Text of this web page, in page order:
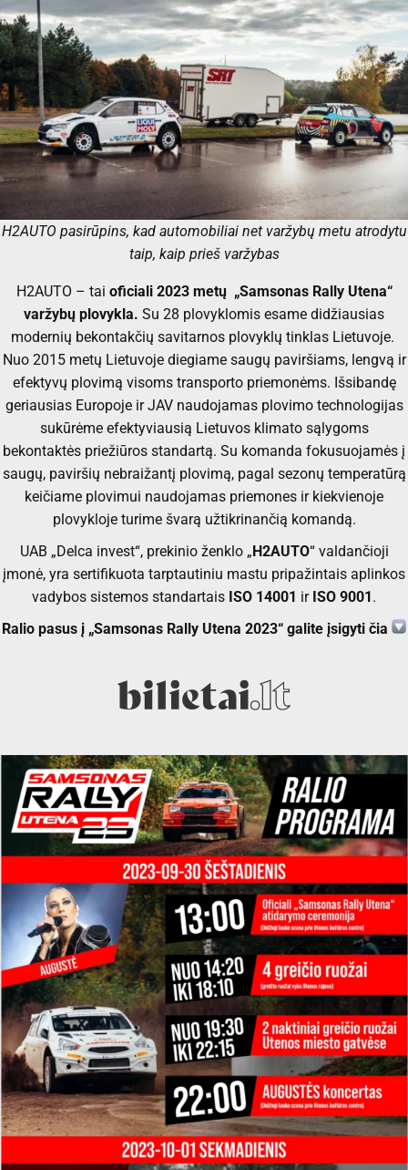
H2AUTO pasirūpins, kad automobiliai net varžybų metu atrodytu
taip, kaip prieš varžybas
H2AUTO – tai oficiali 2023 metų „Samsonas Rally Utena“
varžybų plovykla. Su 28 plovyklomis esame didžiausias
modernių bekontakčių savitarnos plovyklų tinklas Lietuvoje.
Nuo 2015 metų Lietuvoje diegiame saugų paviršiams, lengvą ir
efektyvų plovimą visoms transporto priemonėms. Išsibandę
geriausias Europoje ir JAV naudojamas plovimo technologijas
sukūrėme efektyviausią Lietuvos klimato sąlygoms
bekontaktės priežiūros standartą. Su komanda fokusuojamės į
saugų, paviršių nebraižantį plovimą, pagal sezonų temperatūrą
keičiame plovimui naudojamas priemones ir kiekvienoje
plovykloje turime švarą užtikrinančią komandą.
UAB „Delca invest“, prekinio ženklo „H2AUTO“ valdančioji
įmonė, yra sertifikuota tarptautiniu mastu pripažintais aplinkos
vadybos sistemos standartais ISO 14001 ir ISO 9001.
Ralio pasus į „Samsonas Rally Utena 2023“ galite įsigyti čia